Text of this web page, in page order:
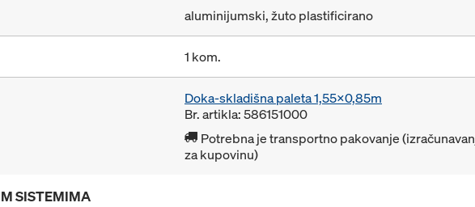
aluminijumski, žuto plastificirano
1 kom.
Doka-skladišna paleta 1,55x0,85m
Br. artikla: 586151000
Potrebna je transportno pakovanje
za kupovinu)
SISTEMIMA